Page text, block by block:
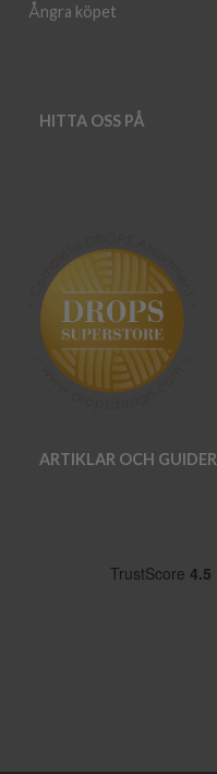
Ångra köpet
HITTA OSS PÅ
ARTIKLAR OCH GUIDER